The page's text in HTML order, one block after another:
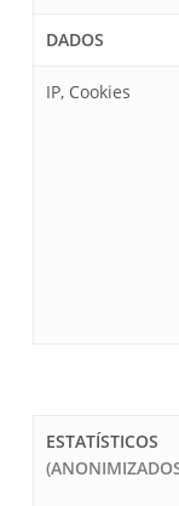
DADOS
IP, Cookies
ESTATÍSTICOS